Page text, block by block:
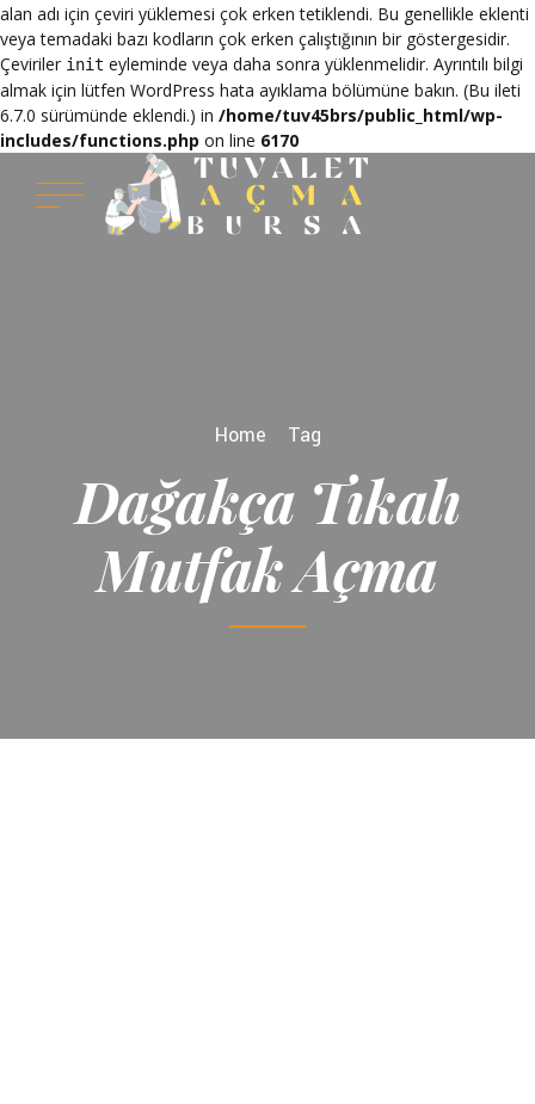
alan adı için çeviri yüklemesi çok erken tetiklendi. Bu genellikle eklenti
veya temadaki bazı kodların çok erken çalıştığının bir göstergesidir.
Çeviriler init eyleminde veya daha sonra yüklenmelidir. Ayrıntılı bilgi
almak için lütfen WordPress hata ayıklama bölümüne bakın. (Bu ileti
6.7.0 sürümünde eklendi.) in /home/tuv45brs/public_html/wp-
includes/functions.php on line 6170
Home Tag
Dağakça Tıkalı
Mutfak Açma